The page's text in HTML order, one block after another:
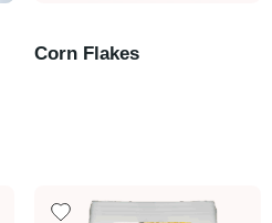
Corn Flakes